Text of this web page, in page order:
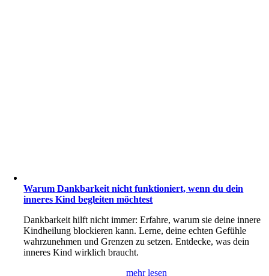
Warum Dankbarkeit nicht funktioniert, wenn du dein
inneres Kind begleiten möchtest
Dankbarkeit hilft nicht immer: Erfahre, warum sie deine innere
Kindheilung blockieren kann. Lerne, deine echten Gefühle
wahrzunehmen und Grenzen zu setzen. Entdecke, was dein
inneres Kind wirklich braucht.
mehr lesen